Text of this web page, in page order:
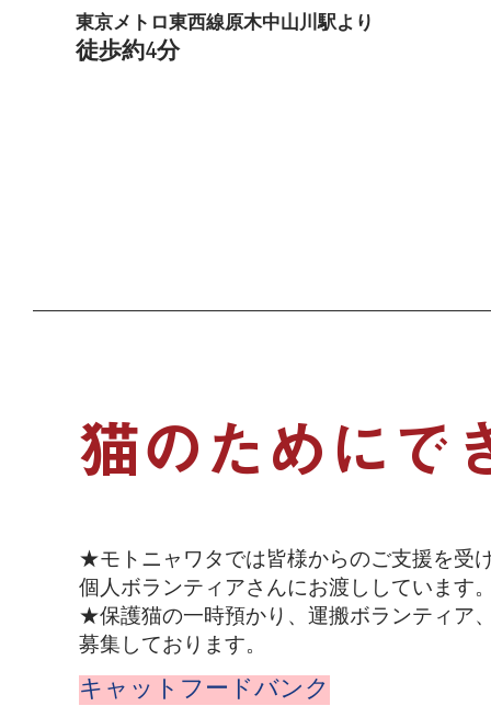
東京メトロ東西線原木中山川駅より
徒歩約4分
猫のためにで
★モトニャワタでは皆様からのご支援を受
個人ボランティアさんにお渡ししています
★保護猫の一時預かり、運搬ボランティア
募集しております。
​キャットフードバンク